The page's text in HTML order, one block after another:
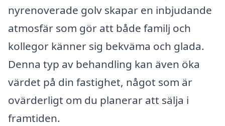
nyrenoverade golv skapar en inbjudande
atmosfär som gör att både familj och
kollegor känner sig bekväma och glada.
Denna typ av behandling kan även öka
värdet på din fastighet, något som är
ovärderligt om du planerar att sälja i
framtiden.